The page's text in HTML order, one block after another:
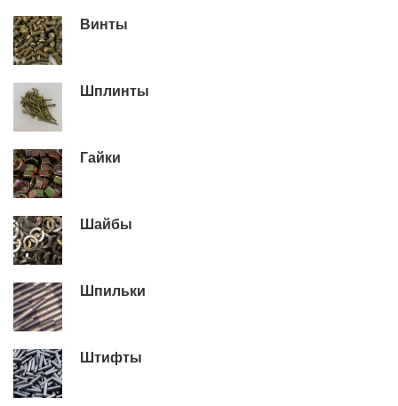
Винты
Шплинты
Гайки
Шайбы
Шпильки
Штифты